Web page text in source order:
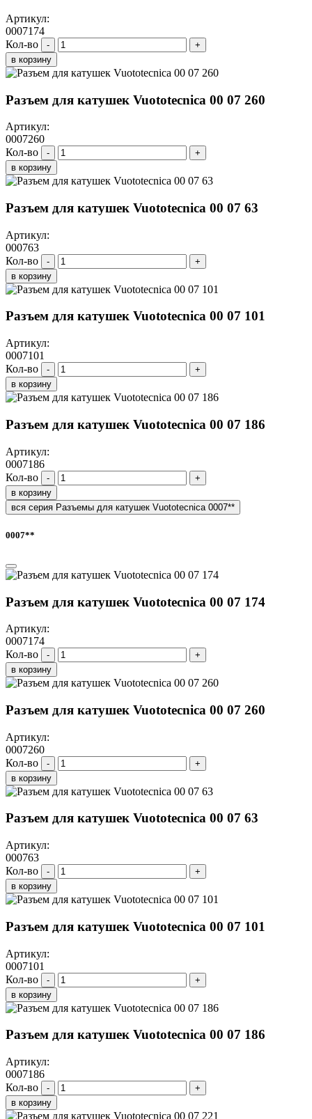
Артикул:
0007174
Кол-во
-
+
в корзину
Разъем для катушек Vuototecnica 00 07 260
Артикул:
0007260
Кол-во
-
+
в корзину
Разъем для катушек Vuototecnica 00 07 63
Артикул:
000763
Кол-во
-
+
в корзину
Разъем для катушек Vuototecnica 00 07 101
Артикул:
0007101
Кол-во
-
+
в корзину
Разъем для катушек Vuototecnica 00 07 186
Артикул:
0007186
Кол-во
-
+
в корзину
вся серия Разъемы для катушек Vuototecnica 0007**
0007**
Разъем для катушек Vuototecnica 00 07 174
Артикул:
0007174
Кол-во
-
+
в корзину
Разъем для катушек Vuototecnica 00 07 260
Артикул:
0007260
Кол-во
-
+
в корзину
Разъем для катушек Vuototecnica 00 07 63
Артикул:
000763
Кол-во
-
+
в корзину
Разъем для катушек Vuototecnica 00 07 101
Артикул:
0007101
Кол-во
-
+
в корзину
Разъем для катушек Vuototecnica 00 07 186
Артикул:
0007186
Кол-во
-
+
в корзину